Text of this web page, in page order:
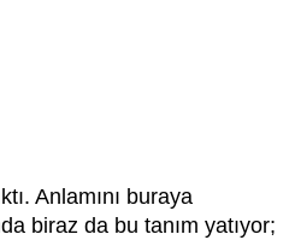
Anlamını buraya
biraz da bu tanım yatıyor;